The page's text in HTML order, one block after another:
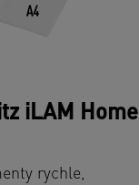
iLAM Home
rychle,